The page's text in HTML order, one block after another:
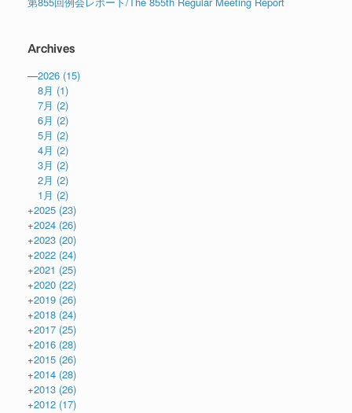
Archives
—2026 (15)
8月 (1)
7月 (2)
6月 (2)
5月 (2)
4月 (2)
3月 (2)
2月 (2)
1月 (2)
+2025 (23)
+2024 (26)
+2023 (20)
+2022 (24)
+2021 (25)
+2020 (22)
+2019 (26)
+2018 (24)
+2017 (25)
+2016 (28)
+2015 (26)
+2014 (28)
+2013 (26)
+2012 (17)